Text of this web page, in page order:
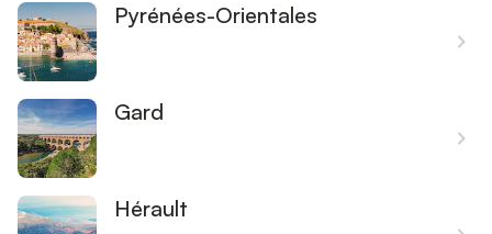
Pyrénées-Orientales
Gard
Hérault